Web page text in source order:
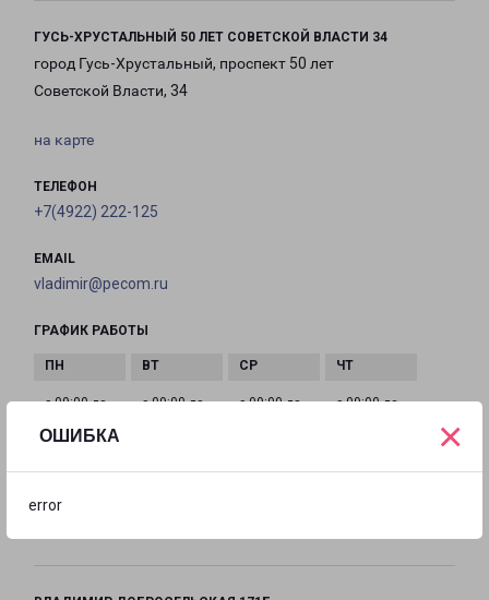
ОШИБКА
error
×
ГУСЬ-ХРУСТАЛЬНЫЙ 50 ЛЕТ СОВЕТСКОЙ ВЛАСТИ 34
город Гусь-Хрустальный, проспект 50 лет
Советской Власти, 34
на карте
ТЕЛЕФОН
+7(4922) 222-125
EMAIL
vladimir@pecom.ru
ГРАФИК РАБОТЫ
с 09:00 до
21:00
с 09:00 до
с 09:00 до
с 09:00 до